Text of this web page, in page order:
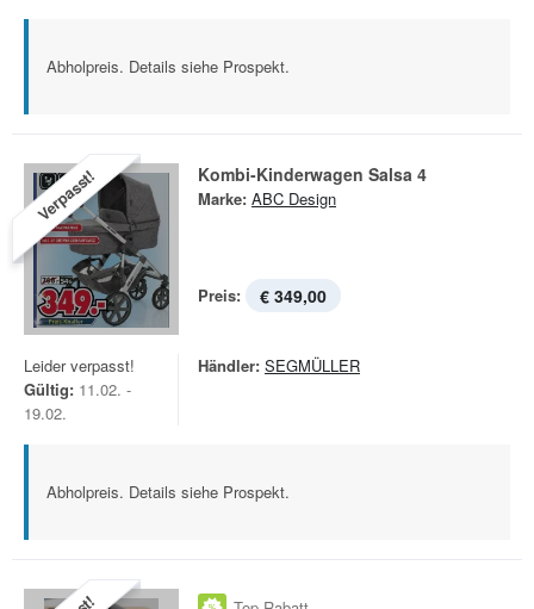
Abholpreis. Details siehe Prospekt.
Verpasst! Kombi-Kinderwagen Salsa 4
Marke: ABC Design
Preis: € 349,00
Leider verpasst!
Gültig: 11.02. -
19.02.
Händler: SEGMÜLLER
Abholpreis. Details siehe Prospekt.